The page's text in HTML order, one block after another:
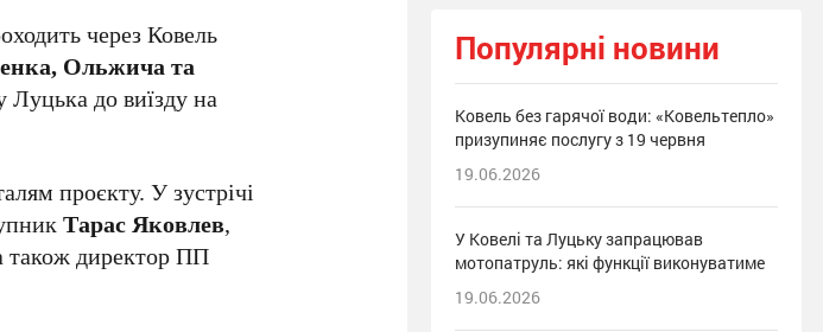
через Ковель
Ольжича та
Луцька до виїзду на
проєкту. У зустрічі
Тарас Яковлев,
також директор ПП
Популярні новини
Ковель без гарячої води: «Ковельтепло»
призупиняє послугу з 19 червня
19.06.2026
У Ковелі та Луцьку запрацював
мотопатруль: які функції виконуватиме
19.06.2026